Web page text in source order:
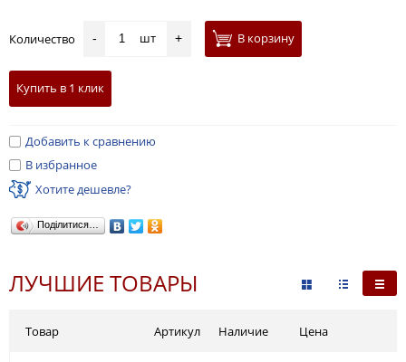
Количество - шт + В корзину
Купить в 1 клик
Добавить к сравнению
В избранное
Хотите дешевле?
Поділитися…
ЛУЧШИЕ ТОВАРЫ
Товар Артикул Наличие Цена